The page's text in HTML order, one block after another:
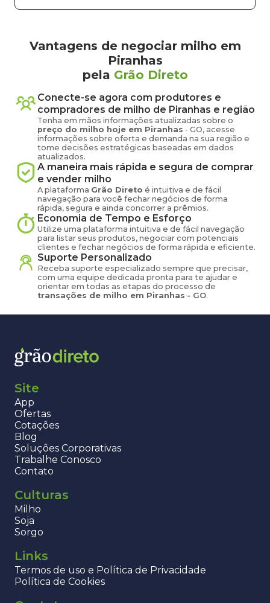
Vantagens de negociar milho em
Piranhas
pela Grão Direto
Conecte-se agora com produtores e
compradores de milho de Piranhas e região
Tenha em mãos informações atualizadas sobre o
preço do milho hoje em Piranhas - GO, acesse
informações sobre oferta e demanda na sua região e
tome decisões estratégicas baseadas em dados
atualizados.
A maneira mais rápida e segura de comprar
e vender milho
A plataforma Grão Direto é intuitiva e de fácil
navegação para você fechar negócios de forma
rápida, segura e ainda concorrer a prêmios.
Economia de Tempo e Esforço
Utilize uma plataforma intuitiva e de fácil navegação
para listar seus produtos, negociar com potenciais
clientes e fechar negócios de forma rápida e eficiente.
Suporte Personalizado
Receba suporte especializado sempre que precisar,
com uma equipe dedicada pronta para te ajudar e
orientar em todas as etapas do processo de
transações de milho em Piranhas - GO.
Site
App
Ofertas
Cotações
Blog
Soluções Corporativas
Trabalhe Conosco
Contato
Culturas
Milho
Soja
Sorgo
Links
Termos de uso e Política de Privacidade
Política de Cookies